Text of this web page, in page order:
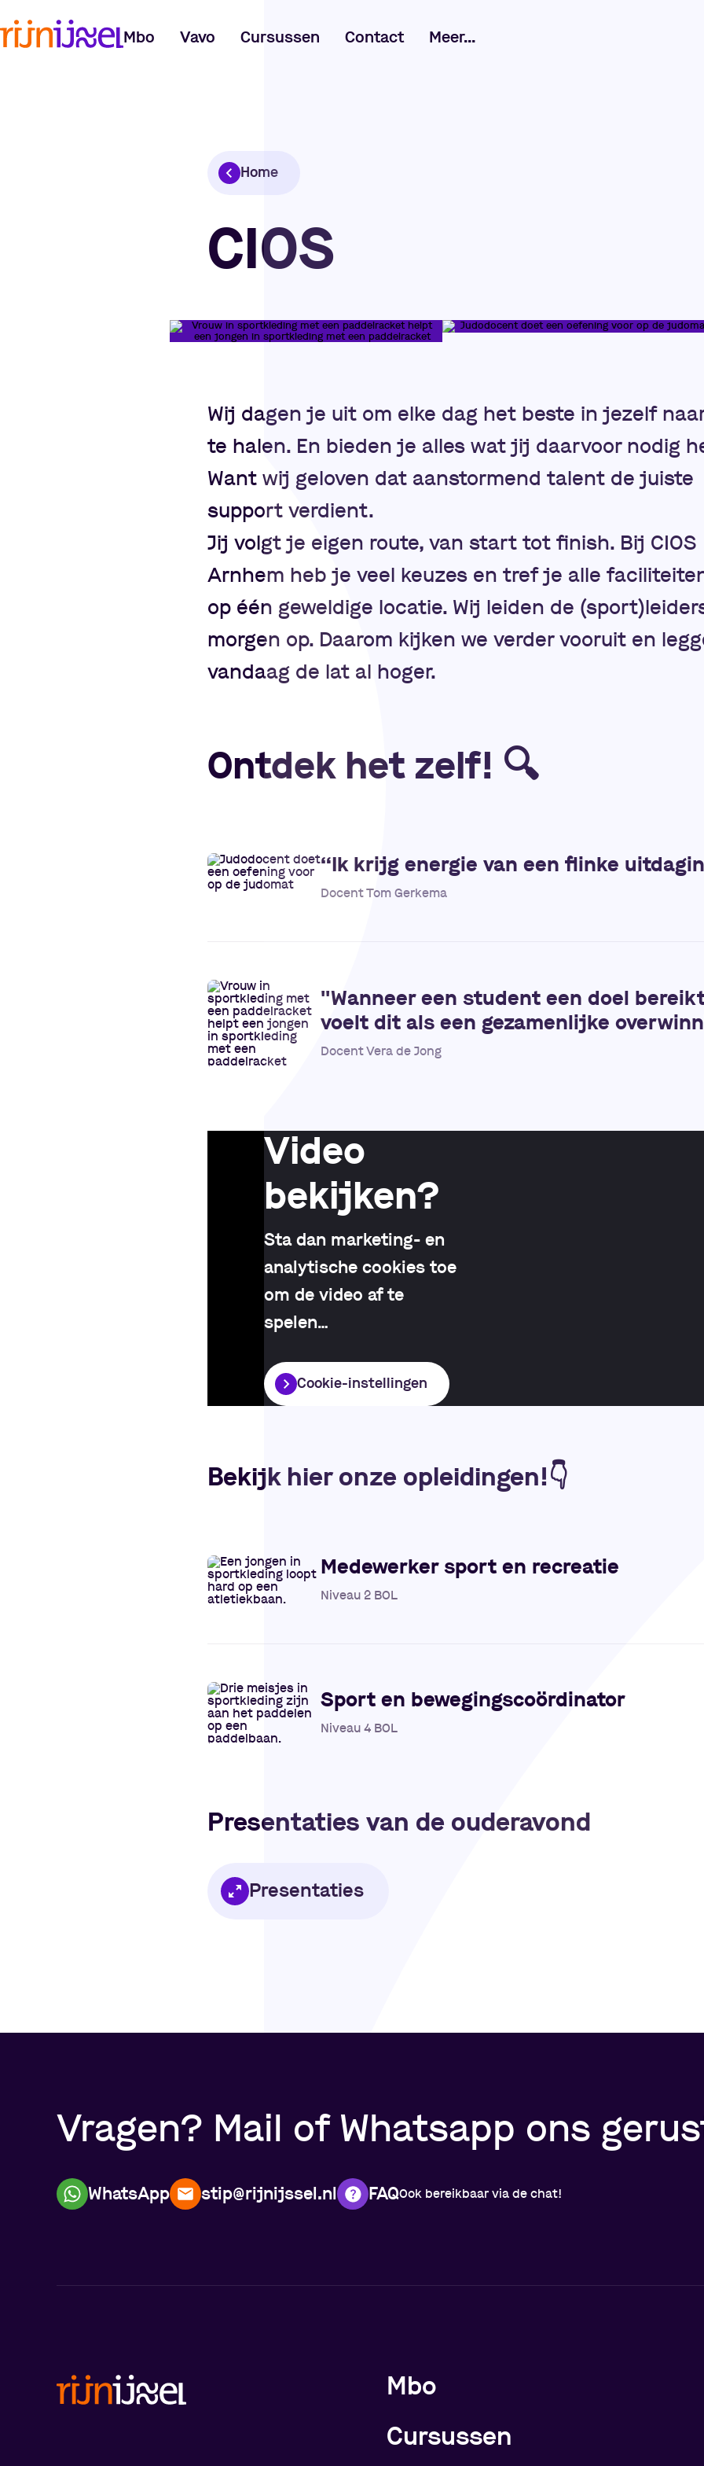
Mbo Vavo Cursussen Contact Meer...
Home
CIOS
Wij dagen je uit om elke dag het beste in jezelf
te halen. En bieden je alles wat jij daarvoor nodig
Want wij geloven dat aanstormend talent de juiste
support verdient.
Jij volgt je eigen route, van start tot finish. Bij CIOS
Arnhem heb je veel keuzes en tref je alle
op één geweldige locatie. Wij leiden de
morgen op. Daarom kijken we verder vooruit en
vandaag de lat al hoger.
Ontdek het zelf! 🔍
“ Ik krijg energie van een flinke
Docent Tom Gerkema
"Wanneer een student een doel
voelt dit als een gezamenlijke
Docent Vera de Jong
Video
bekijken?
Sta dan marketing- en
analytische cookies toe
om de video af te
spelen…
Cookie-instellingen
Bekijk hier onze opleidingen!👇
Medewerker sport en recreatie
Niveau 2 BOL
Sport en bewegingscoördinator
Niveau 4 BOL
Presentaties van de ouderavond
Presentaties
Vragen? Mail of Whatsapp ons
WhatsApp stip@rijnijssel.nl FAQOok bereikbaar via de chat!
Meer over de opleidingen
Mbo
Cursussen